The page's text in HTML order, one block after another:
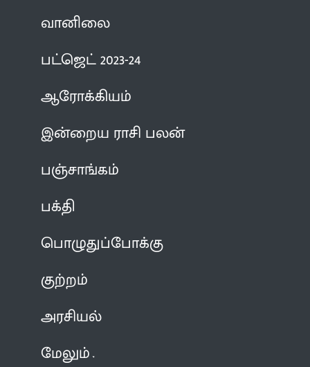
வானிலை
பட்ஜெட் 2023-24
ஆரோக்கியம்
இன்றைய ராசி பலன்
பஞ்சாங்கம்
பக்தி
பொழுதுப்போக்கு
குற்றம்
அரசியல்
மேலும்